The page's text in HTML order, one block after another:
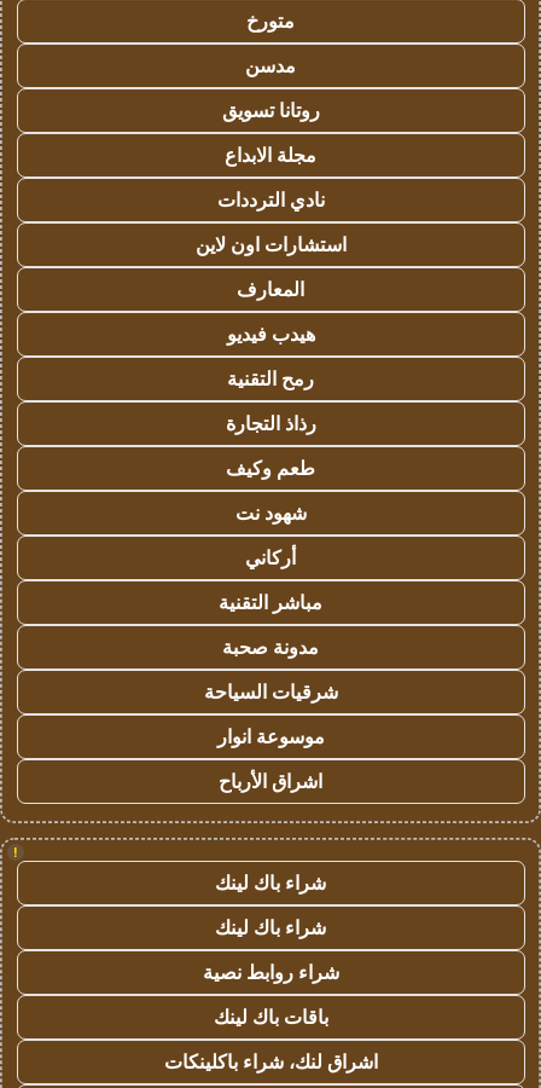
متورخ
مدسن
روتانا تسويق
مجلة الابداع
نادي الترددات
استشارات اون لاين
المعارف
هيدب فيديو
رمح التقنية
رذاذ التجارة
طعم وكيف
شهود نت
أركاني
مباشر التقنية
مدونة صحبة
شرقيات السياحة
موسوعة انوار
اشراق الأرباح
!
شراء باك لينك
شراء باك لينك
شراء روابط نصية
باقات باك لينك
اشراق لنك، شراء باكلينكات